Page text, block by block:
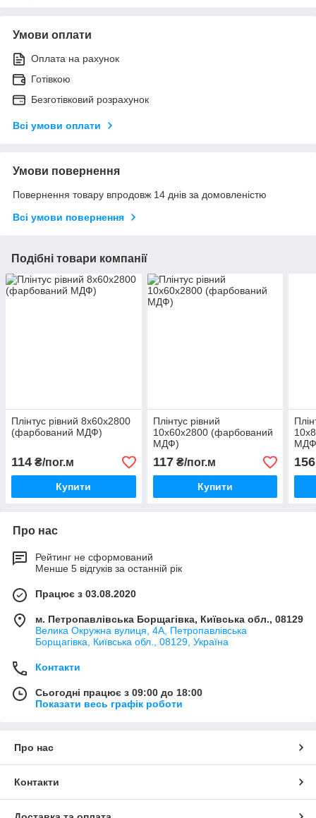
Умови оплати
Оплата на рахунок
Готівкою
Безготівковий розрахунок
Всі умови оплати
Умови повернення
Повернення товару впродовж 14 днів за домовленістю
Всі умови повернення
Подібні товари компанії
Плінтус рівний 8х60х2800
(фарбований МДФ)
114 ₴/пог.м
Купити
Плінтус рівний
10х60х2800 (фарбований
МДФ)
117₴/пог.м
Купити
156
Про нас
Рейтинг не сформований
Менше 5 відгуків за останній рік
Працює з 03.08.2020
м. Петропавлівська Борщагівка, Київська обл., 08129
Велика Окружна вулиця, 4А, Петропавлівська
Борщагівка, Київська обл., 08129, Україна
Контакти
Сьогодні працює з 09:00 до 18:00
Показати весь графік роботи
Про нас
Контакти